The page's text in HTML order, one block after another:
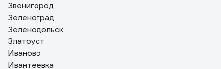
Звенигород
Зеленоград
Зеленодольск
Златоуст
Иваново
Ивантеевка